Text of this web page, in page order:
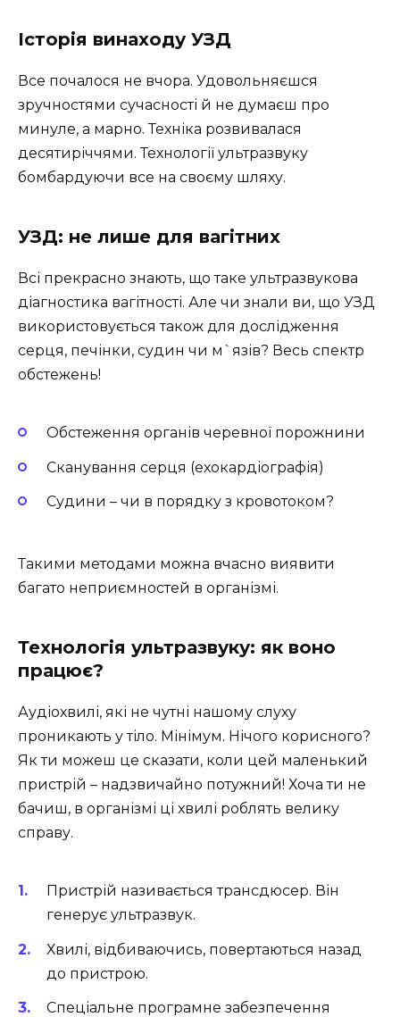
Історія винаходу УЗД
Все почалося не вчора. Удовольняєшся
зручностями сучасності й не думаєш про
минуле, а марно. Техніка розвивалася
десятиріччями. Технології ультразвуку
бомбардуючи все на своєму шляху.
УЗД: не лише для вагітних
Всі прекрасно знають, що таке ультразвукова
діагностика вагітності. Але чи знали ви, що УЗД
використовується також для дослідження
серця, печінки, судин чи м`язів? Весь спектр
обстежень!
Обстеження органів черевної порожнини
Сканування серця (ехокардіографія)
Судини – чи в порядку з кровотоком?
Такими методами можна вчасно виявити
багато неприємностей в організмі.
Технологія ультразвуку: як воно
працює?
Аудіохвилі, які не чутні нашому слуху
проникають у тіло. Мінімум. Нічого корисного?
Як ти можеш це сказати, коли цей маленький
пристрій – надзвичайно потужний! Хоча ти не
бачиш, в організмі ці хвилі роблять велику
справу.
Пристрій називається трансдюсер. Він
генерує ультразвук.
Хвилі, відбиваючись, повертаються назад
до пристрою.
Спеціальне програмне забезпечення